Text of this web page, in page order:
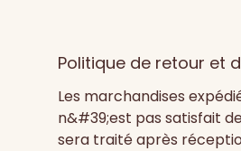
Politique de retour et
Les marchandises
n&#39;est pas satisfait
sera traité après